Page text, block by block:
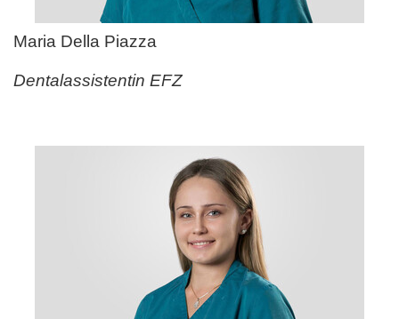
Maria Della Piazza
Dentalassistentin EFZ